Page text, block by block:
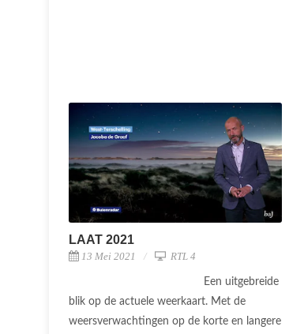
LAAT 2021
13 Mei 2021 RTL 4
Een uitgebreide
blik op de actuele weerkaart. Met de
weersverwachtingen op de korte en langere